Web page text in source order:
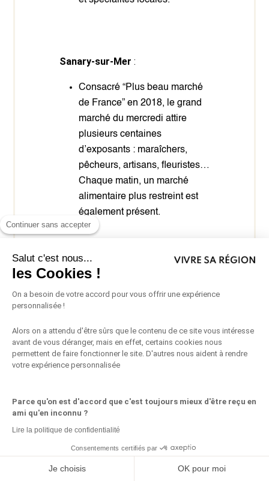
Continuer sans accepter
Salut c'est nous...
les Cookies !
On a besoin de votre accord pour vous offrir une expérience
personnalisée !
Alors on a attendu d'être sûrs que le contenu de ce site vous intéresse
avant de vous déranger, mais en effet, certains cookies nous
permettent de faire fonctionner le site. D'autres nous aident à rendre
votre expérience personnalisée
Parce qu'on est d'accord que c'est toujours mieux d'être reçu en
ami qu'en inconnu ?
Lire la politique de confidentialité
Consentements certifiés par
Je choisis OK pour moi
Sanary-sur-Mer :
Consacré “Plus beau marché
de France” en 2018, le grand
marché du mercredi attire
plusieurs centaines
d’exposants : maraîchers,
pêcheurs, artisans, fleuristes…
Chaque matin, un marché
alimentaire plus restreint est
également présent.
Six-Fours-les-Plages
Marché le mardi matin, un autre
certains marchés de quartier
(Le Brusc, Les Lônes…)
d’autres jours.
Saint-Cyr-sur-Mer
Marché dominical (square
Gabriel Péri), marché nocturne